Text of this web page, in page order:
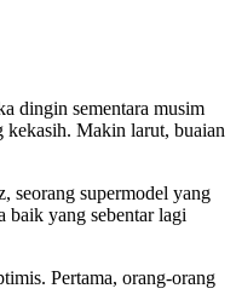
dingin sementara musim
kekasih. Makin larut, buaian
seorang supermodel yang
yang sebentar lagi
Pertama, orang-orang